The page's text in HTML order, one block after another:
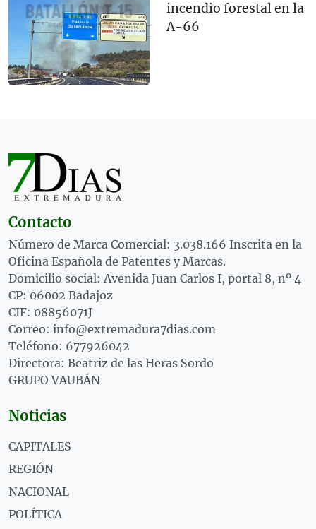
incendio forestal en la
A-66
Contacto
Número de Marca Comercial: 3.038.166 Inscrita en la
Oficina Española de Patentes y Marcas.
Domicilio social: Avenida Juan Carlos I, portal 8, nº 4
CP: 06002 Badajoz
CIF: 08856071J
Correo: info@extremadura7dias.com
Teléfono: 677926042
Directora: Beatriz de las Heras Sordo
GRUPO VAUBÁN
Noticias
CAPITALES
REGIÓN
NACIONAL
POLÍTICA